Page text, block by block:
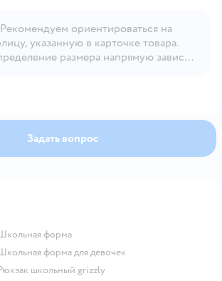
Открыть вопрос
ориентироваться на
указанную в карточке товара.
размера напрямую зависит
Задать вопрос
Школьная форма
Школьная форма для девочек
Рюкзак школьный grizzly